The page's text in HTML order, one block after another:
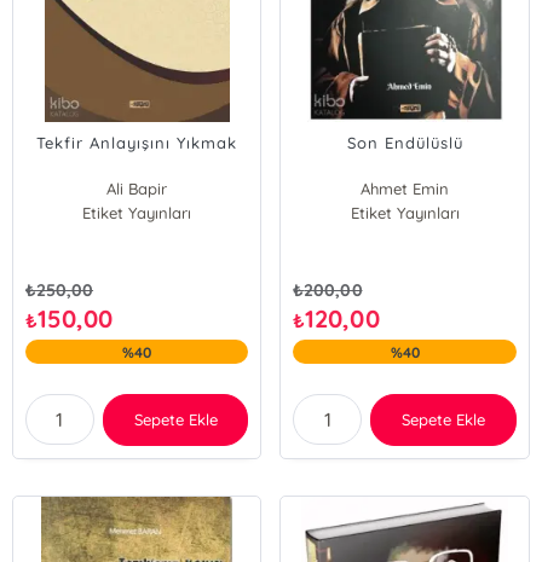
Tekfir Anlayışını Yıkmak
Ali Bapir
Etiket Yayınları
₺250,00
₺150,00
%40
Sepete Ekle
Son Endülüslü
Ahmet Emin
Etiket Yayınları
₺200,00
₺120,00
%40
Sepete Ekle